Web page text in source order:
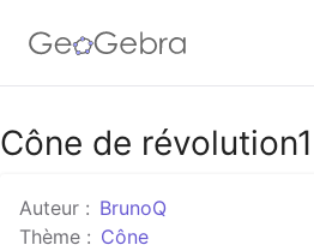
Google Classroom
Classe GeoGebra
Cône de révolution1
Auteur : BrunoQ
Thème : Cône